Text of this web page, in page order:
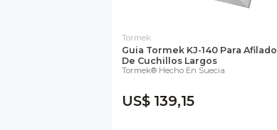
Tormek
Guia Tormek KJ-140 Para Afilado
De Cuchillos Largos
Tormek® Hecho En Suecia
US$ 139,15